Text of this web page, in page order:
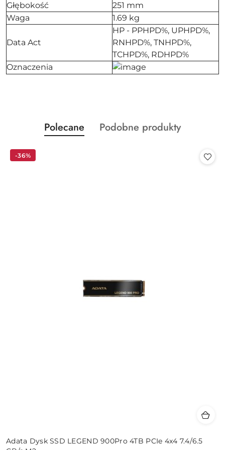
Głębokość
251 mm
Waga
1.69 kg
Data Act
HP - PPHPD%, UPHPD%,
RNHPD%, TNHPD%,
TCHPD%, RDHPD%
Oznaczenia
Pomiń karuzelę produktów
Produkty
o
Polecane
Produkty
Podobne produkty
Adata Dysk SSD LEGEND 900Pro 4TB PCIe 4x4 7.4/6.5
-36%